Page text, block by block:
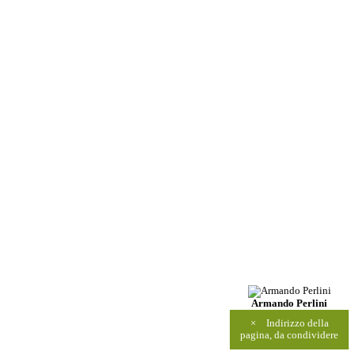
Armando Perlini
×
Indirizzo della
pagina, da condividere